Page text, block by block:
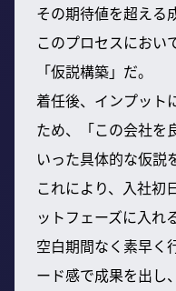
その期待値を超える
このプロセスにおい
「仮説構築」だ。
着任後、インプット
ため、「この会社を
いった具体的な仮説
これにより、入社初
ットフェーズに入れ
空白期間なく素早く
ード感で成果を出し